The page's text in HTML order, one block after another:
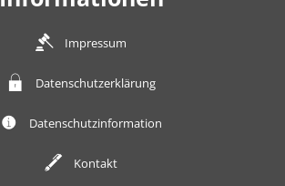
Impressum
Datenschutzerklärung
Datenschutzinformation
Kontakt